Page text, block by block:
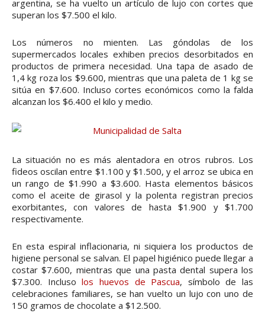
argentina, se ha vuelto un artículo de lujo con cortes que
superan los $7.500 el kilo.
Los números no mienten. Las góndolas de los
supermercados locales exhiben precios desorbitados en
productos de primera necesidad. Una tapa de asado de
1,4 kg roza los $9.600, mientras que una paleta de 1 kg se
sitúa en $7.600. Incluso cortes económicos como la falda
alcanzan los $6.400 el kilo y medio.
La situación no es más alentadora en otros rubros. Los
fideos oscilan entre $1.100 y $1.500, y el arroz se ubica en
un rango de $1.990 a $3.600. Hasta elementos básicos
como el aceite de girasol y la polenta registran precios
exorbitantes, con valores de hasta $1.900 y $1.700
respectivamente.
En esta espiral inflacionaria, ni siquiera los productos de
higiene personal se salvan. El papel higiénico puede llegar a
costar $7.600, mientras que una pasta dental supera los
$7.300. Incluso los huevos de Pascua, símbolo de las
celebraciones familiares, se han vuelto un lujo con uno de
150 gramos de chocolate a $12.500.